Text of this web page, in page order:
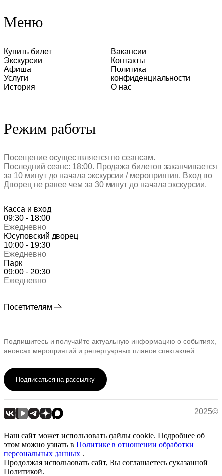
Меню
Купить билет
Экскурсии
Афиша
Услуги
История
Вакансии
Контакты
Политика
конфиденциальности
О нас
Режим работы
Посещение осуществляется по сеансам.
Последний сеанс: 18:00. Продажа билетов заканчивается
за 10 минут до начала экскурсии / мероприятия. Вход во
Дворец не ранее чем за 30 минут до начала экскурсии.
Касса и вход
09:30 - 18:00
Ежедневно
Юсуповский дворец
10:00 - 19:30
Ежедневно
Парк
09:00 - 20:30
Ежедневно
Посетителям
Подпишитесь и получайте актуальную информацию о событиях,
анонсах мероприятий и репертуарных планов спектаклей
Подписаться на рассылку
2025©
Наш сайт может использовать файлы cookie. Подробнее об
этом можно узнать в Политике в отношении обработки
персональных данных .
Продолжая использовать сайт, Вы соглашаетесь суказанной
Политикой.